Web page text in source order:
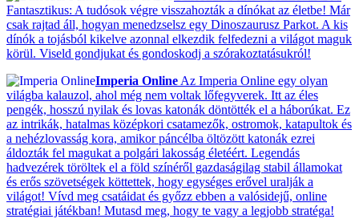
Fantasztikus: A tudósok végre visszahozták a dínókat az életbe! Már
csak rajtad áll, hogyan menedzselsz egy Dinoszaurusz Parkot. A kis
dínók a tojásból kikelve azonnal elkezdik felfedezni a világot maguk
körül. Viseld gondjukat és gondoskodj a szórakoztatásukról!
Imperia Online Az Imperia Online egy olyan
világba kalauzol, ahol még nem voltak lőfegyverek. Itt az éles
pengék, hosszú nyilak és lovas katonák döntötték el a háborúkat. Ez
az intrikák, hatalmas középkori csatamezők, ostromok, katapultok és
a nehézlovasság kora, amikor páncélba öltözött katonák ezrei
áldozták fel magukat a polgári lakosság életéért. Legendás
hadvezérek töröltek el a föld színéről gazdaságilag stabil államokat
és erős szövetségek köttettek, hogy egységes erővel uralják a
világot! Vívd meg csatáidat és győzz ebben a valósidejű, online
stratégiai játékban! Mutasd meg, hogy te vagy a legjobb stratéga!